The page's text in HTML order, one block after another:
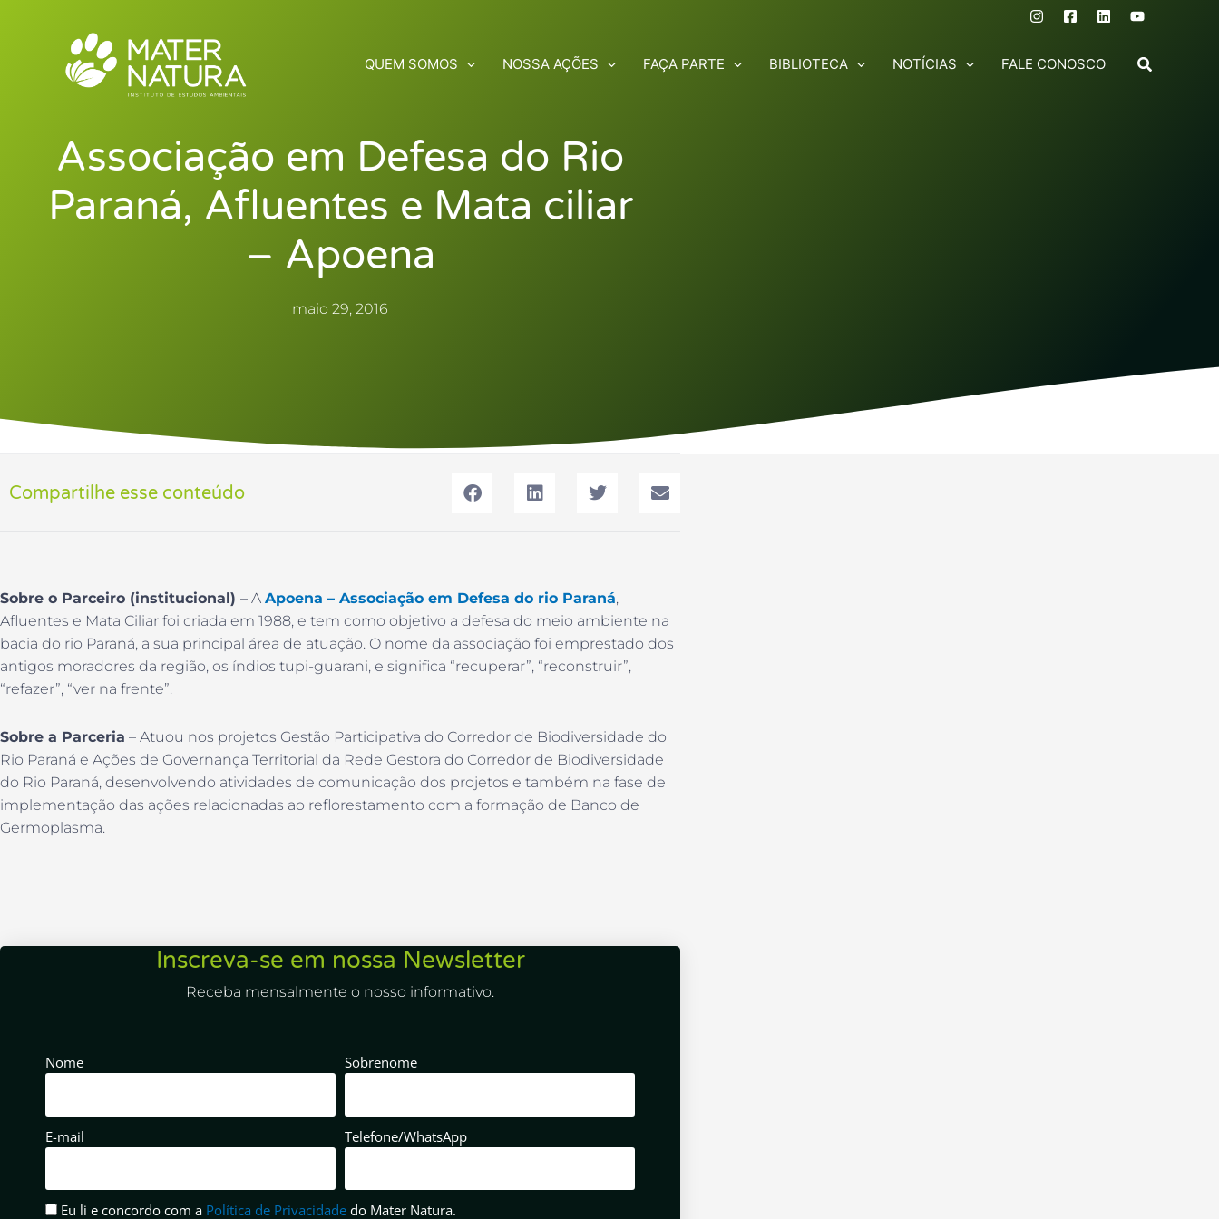
QUEM SOMOS NOSSA AÇÕES FAÇA PARTE BIBLIOTECA NOTÍCIAS FALE CONOSCO
Associação em Defesa do Rio
Paraná, Afluentes e Mata ciliar
– Apoena
maio 29, 2016
Compartilhe esse conteúdo
Sobre o Parceiro (institucional) – A Apoena – Associação em Defesa do rio Paraná,
Afluentes e Mata Ciliar foi criada em 1988, e tem como objetivo a defesa do meio ambiente na
bacia do rio Paraná, a sua principal área de atuação. O nome da associação foi emprestado dos
antigos moradores da região, os índios tupi-guarani, e significa “recuperar”, “reconstruir”,
“refazer”, “ver na frente”.
Sobre a Parceria – Atuou nos projetos Gestão Participativa do Corredor de Biodiversidade do
Rio Paraná e Ações de Governança Territorial da Rede Gestora do Corredor de Biodiversidade
do Rio Paraná, desenvolvendo atividades de comunicação dos projetos e também na fase de
implementação das ações relacionadas ao reflorestamento com a formação de Banco de
Germoplasma.
Inscreva-se em nossa Newsletter
Receba mensalmente o nosso informativo.
Nome Sobrenome
E-mail Telefone/WhatsApp
Eu li e concordo com a Política de Privacidade do Mater Natura.